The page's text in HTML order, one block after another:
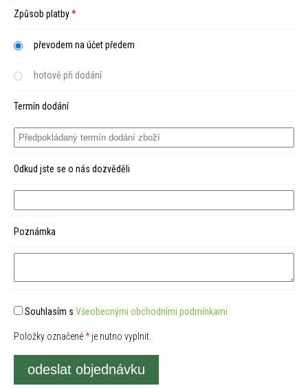
Způsob platby*
převodem na účet předem
hotově při dodání
Termín dodání
Odkud jste se o nás dozvěděli
Poznámka
Souhlasím s Všeobecnými obchodními podmínkami
Položky označené*je nutno vyplnit.
odeslat objednávku